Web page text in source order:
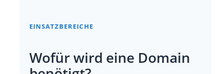
EINSATZBEREICHE
Wofür wird eine Domain